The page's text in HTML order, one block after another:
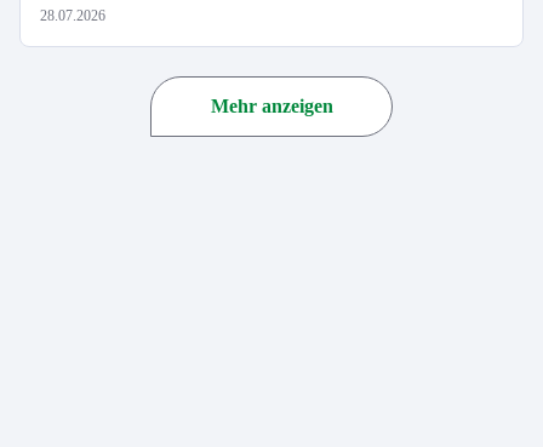
28.07.2026
Mehr anzeigen